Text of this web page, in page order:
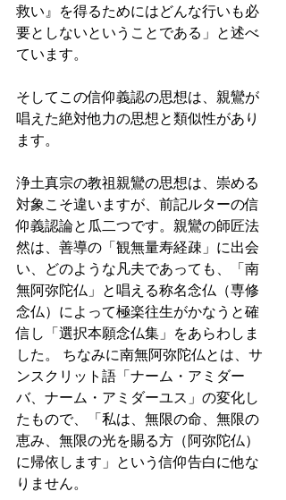
救い』を得るためにはどんな行いも必
要としないということである」と述べ
ています。
そしてこの信仰義認の思想は、親鸞が
唱えた絶対他力の思想と類似性があり
ます。
浄土真宗の教祖親鸞の思想は、崇める
対象こそ違いますが、前記ルターの信
仰義認論と瓜二つです。親鸞の師匠法
然は、善導の「観無量寿経疎」に出会
い、どのような凡夫であっても、「南
無阿弥陀仏」と唱える称名念仏（専修
念仏）によって極楽往生がかなうと確
信し「選択本願念仏集」をあらわしま
した。 ちなみに南無阿弥陀仏とは、サ
ンスクリット語「ナーム・アミダー
バ、ナーム・アミダーユス」の変化し
たもので、「私は、無限の命、無限の
恵み、無限の光を賜る方（阿弥陀仏）
に帰依します」という信仰告白に他な
りません。